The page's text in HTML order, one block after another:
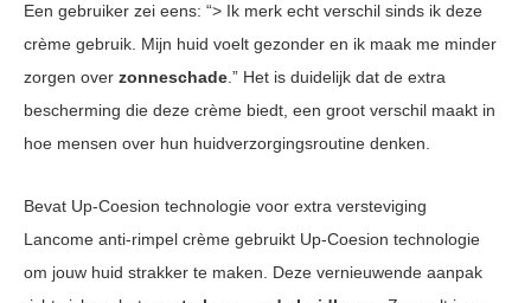
Een gebruiker zei eens: “> Ik merk echt verschil sinds ik deze
crème gebruik. Mijn huid voelt gezonder en ik maak me minder
zorgen over zonneschade.” Het is duidelijk dat de extra
bescherming die deze crème biedt, een groot verschil maakt in
hoe mensen over hun huidverzorgingsroutine denken.
Bevat Up-Coesion technologie voor extra versteviging
Lancome anti-rimpel crème gebruikt Up-Coesion technologie
om jouw huid strakker te maken. Deze vernieuwende aanpak